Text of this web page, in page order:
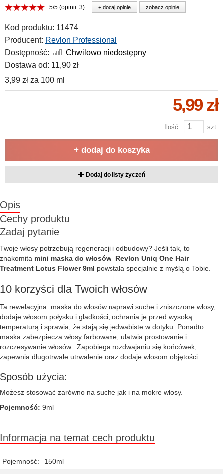
5/5 (opinii: 3) + dodaj opinie zobacz opinie
Kod produktu: 11474
Producent: Revlon Professional
Dostępność:
Chwilowo niedostępny
Dostawa od: 11,90 zł
3,99 zł za 100 ml
5,99 zł
Ilość: szt.
+ dodaj do koszyka
Dodaj do listy życzeń
Opis
Cechy produktu
Zadaj pytanie
Twoje włosy potrzebują regeneracji i odbudowy? Jeśli tak, to
znakomita mini maska do włosów Revlon Uniq One Hair
Treatment Lotus Flower 9ml powstała specjalnie z myślą o Tobie.
10 korzyści dla Twoich włosów
Ta rewelacyjna maska do włosów naprawi suche i zniszczone włosy,
dodaje włosom połysku i gładkości, ochrania je przed wysoką
temperaturą i sprawia, że stają się jedwabiste w dotyku. Ponadto
maska zabezpiecza włosy farbowane, ułatwia prostowanie i
rozczesywanie włosów. Zapobiega rozdwajaniu się końcówek,
zapewnia długotrwałe utrwalenie oraz dodaje włosom objętości.
Sposób użycia:
Możesz stosować zarówno na suche jak i na mokre włosy.
Pojemność: 9ml
Informacja na temat cech produktu
Pojemność:
150ml